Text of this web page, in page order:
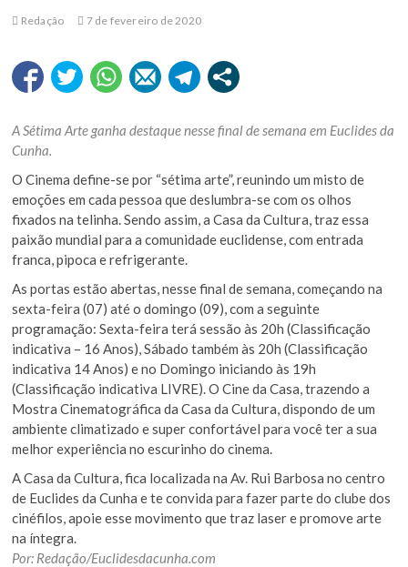
Redação 7 de fevereiro de 2020
A Sétima Arte ganha destaque nesse final de semana em Euclides da
Cunha.
O Cinema define-se por “sétima arte”, reunindo um misto de
emoções em cada pessoa que deslumbra-se com os olhos
fixados na telinha. Sendo assim, a Casa da Cultura, traz essa
paixão mundial para a comunidade euclidense, com entrada
franca, pipoca e refrigerante.
As portas estão abertas, nesse final de semana, começando na
sexta-feira (07) até o domingo (09), com a seguinte
programação: Sexta-feira terá sessão às 20h (Classificação
indicativa – 16 Anos), Sábado também às 20h (Classificação
indicativa 14 Anos) e no Domingo iniciando às 19h
(Classificação indicativa LIVRE). O Cine da Casa, trazendo a
Mostra Cinematográfica da Casa da Cultura, dispondo de um
ambiente climatizado e super confortável para você ter a sua
melhor experiência no escurinho do cinema.
A Casa da Cultura, fica localizada na Av. Rui Barbosa no centro
de Euclides da Cunha e te convida para fazer parte do clube dos
cinéfilos, apoie esse movimento que traz laser e promove arte
na íntegra.
Por: Redação/Euclidesdacunha.com